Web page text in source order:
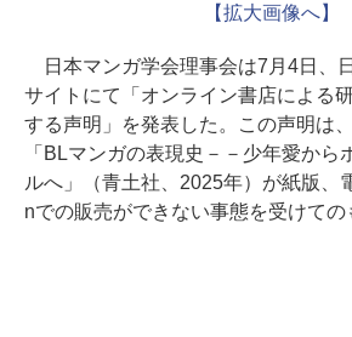
【拡大画像へ】
日本マンガ学会理事会は7月4日、
サイトにて「オンライン書店による
する声明」を発表した。この声明は
「BLマンガの表現史－－少年愛から
ルへ」（青土社、2025年）が紙版、
nでの販売ができない事態を受けての